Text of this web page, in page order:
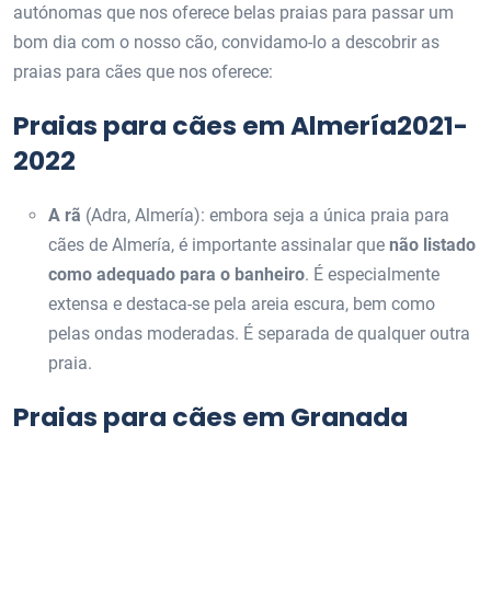
autónomas que nos oferece belas praias para passar um
bom dia com o nosso cão, convidamo-lo a descobrir as
praias para cães que nos oferece:
Praias para cães em Almería2021-
2022
A rã (Adra, Almería): embora seja a única praia para
cães de Almería, é importante assinalar que não listado
como adequado para o banheiro. É especialmente
extensa e destaca-se pela areia escura, bem como
pelas ondas moderadas. É separada de qualquer outra
praia.
Praias para cães em Granada